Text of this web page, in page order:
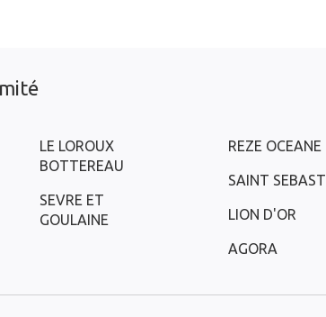
LE LOROUX
BOTTEREAU
SEVRE ET
GOULAINE
REZE OCEANE
SAINT
LION D'OR
AGORA